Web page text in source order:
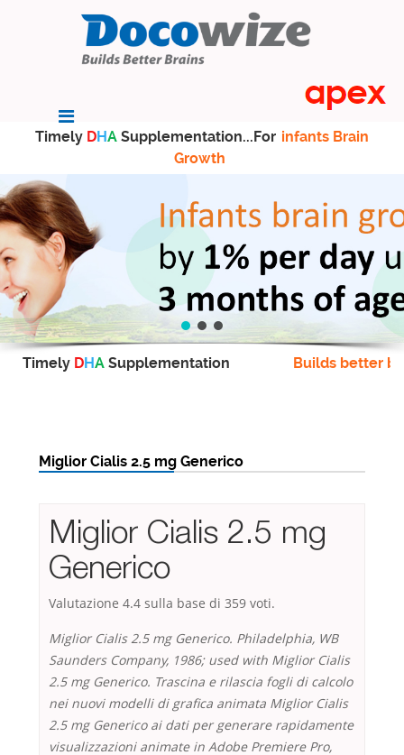
Timely DHA Supplementation...For infants Brain
Growth
Timely DHA Supplementation Builds better
Miglior Cialis 2.5 mg Generico
Miglior Cialis 2.5 mg
Generico
Valutazione 4.4 sulla base di 359 voti.
Miglior Cialis 2.5 mg Generico. Philadelphia, WB
Saunders Company, 1986; used with Miglior Cialis
2.5 mg Generico. Trascina e rilascia fogli di calcolo
nei nuovi modelli di grafica animata Miglior Cialis
2.5 mg Generico ai dati per generare rapidamente
visualizzazioni animate in Adobe Premiere Pro,